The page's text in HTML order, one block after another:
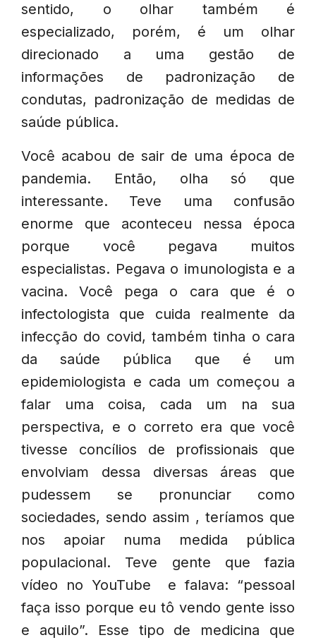
sentido, o olhar também é
especializado, porém, é um olhar
direcionado a uma gestão de
informações de padronização de
condutas, padronização de medidas de
saúde pública.
Você acabou de sair de uma época de
pandemia. Então, olha só que
interessante. Teve uma confusão
enorme que aconteceu nessa época
porque você pegava muitos
especialistas. Pegava o imunologista e a
vacina. Você pega o cara que é o
infectologista que cuida realmente da
infecção do covid, também tinha o cara
da saúde pública que é um
epidemiologista e cada um começou a
falar uma coisa, cada um na sua
perspectiva, e o correto era que você
tivesse concílios de profissionais que
envolviam dessa diversas áreas que
pudessem se pronunciar como
sociedades, sendo assim , teríamos que
nos apoiar numa medida pública
populacional. Teve gente que fazia
vídeo no YouTube e falava: “pessoal
faça isso porque eu tô vendo gente isso
e aquilo”. Esse tipo de medicina que